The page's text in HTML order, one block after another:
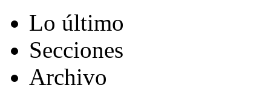
Lo último
Secciones
Archivo